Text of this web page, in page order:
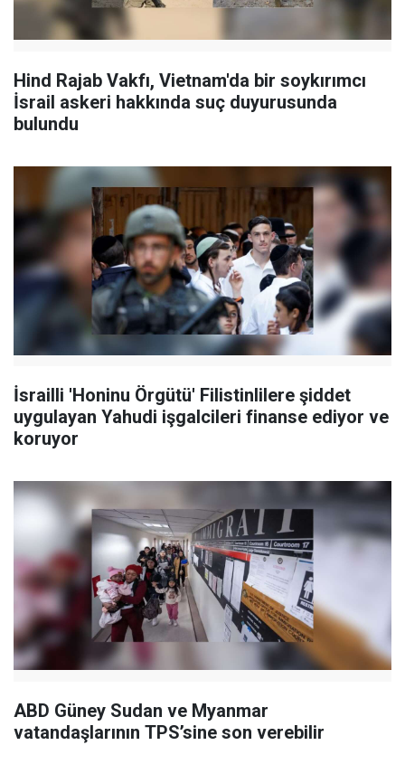
Hind Rajab Vakfı, Vietnam'da bir soykırımcı
İsrail askeri hakkında suç duyurusunda
bulundu
İsrailli 'Honinu Örgütü' Filistinlilere şiddet
uygulayan Yahudi işgalcileri finanse ediyor ve
koruyor
ABD Güney Sudan ve Myanmar
vatandaşlarının TPS’sine son verebilir